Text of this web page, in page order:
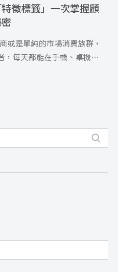
徵標籤」一次掌握顧
或是單純的市場消費族群，
，每天都能在手機、桌機、